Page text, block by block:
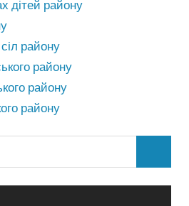
дітей району
району
району
району
району